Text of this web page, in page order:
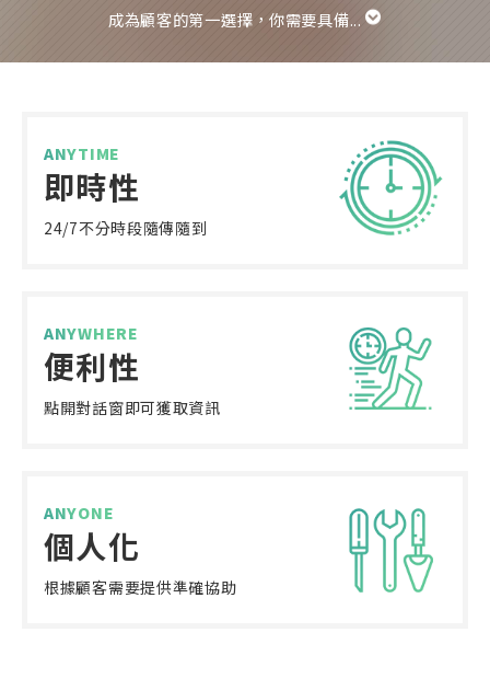
成為顧客的第一選擇，你需要具備...
ANYTIME
即時性
24/7不分時段隨傳隨到
ANYWHERE
便利性
點開對話窗即可獲取資訊
ANYONE
個人化
根據顧客需要提供準確協助